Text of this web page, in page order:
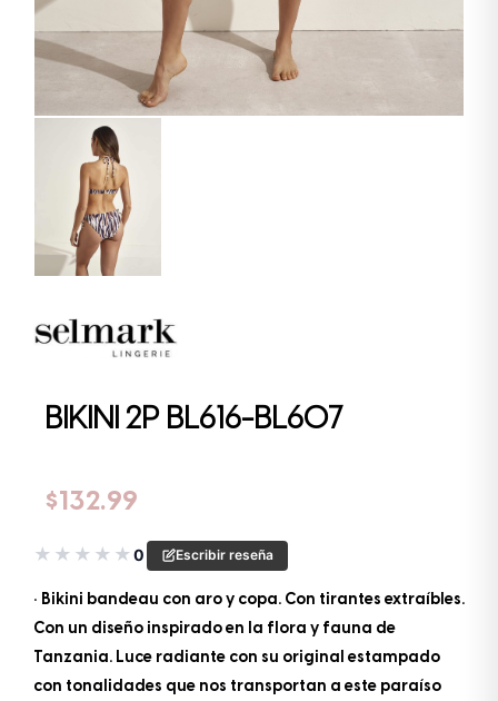
BIKINI 2P BL616-BL607
$132.99
★ ★ ★ ★ ★0 Escribir reseña
• Bikini bandeau con aro y copa. Con tirantes extraíbles.
Con un diseño inspirado en la flora y fauna de
Tanzania. Luce radiante con su original estampado
con tonalidades que nos transportan a este paraíso